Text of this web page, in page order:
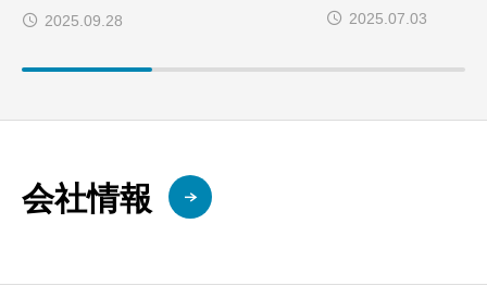
ム！バリアフリー機能と脱走防止で
2025.09.28 2025.07.03
会社情報